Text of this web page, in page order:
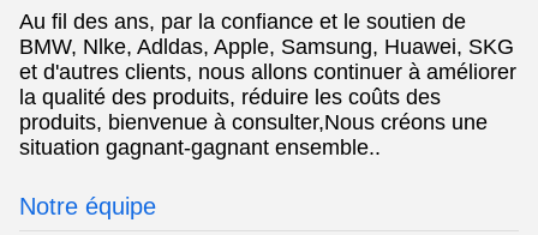
Au fil des ans, par la confiance et le soutien de
BMW, Nlke, Adldas, Apple, Samsung, Huawei, SKG
et d'autres clients, nous allons continuer à améliorer
la qualité des produits, réduire les coûts des
produits, bienvenue à consulter,Nous créons une
situation gagnant-gagnant ensemble..
Notre équipe